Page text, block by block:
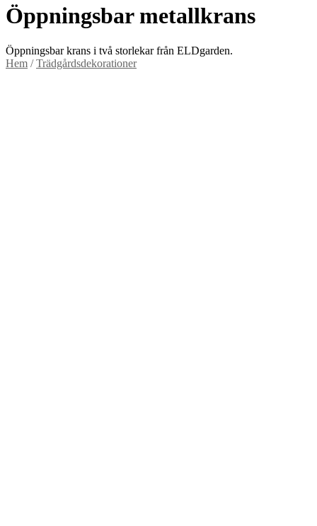
Öppningsbar metallkrans
Öppningsbar krans i två storlekar från ELDgarden.
Hem /Trädgårdsdekorationer